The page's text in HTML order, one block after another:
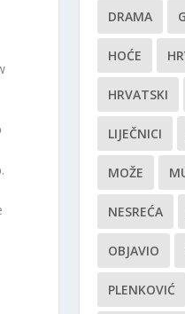
DRAMA
HOĆE
HRVATSKI
LIJEČNICI
MOŽE
NESREĆA
OBJAVIO
PLENKOVIĆ